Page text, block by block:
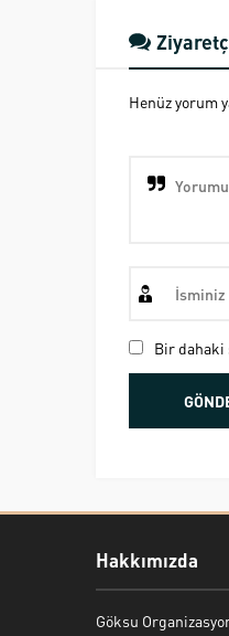
Henüz yorum
Bir dahaki
Hakkımızda
GöksuBekir Kiper